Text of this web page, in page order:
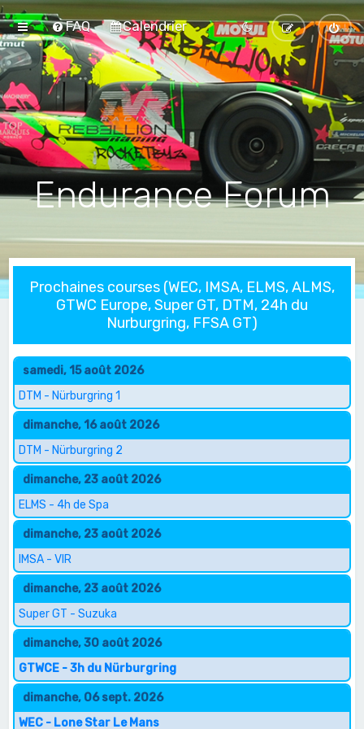
FAQ Calendrier
Endurance Forum
Prochaines courses (WEC, IMSA, ELMS, ALMS,
GTWC Europe, Super GT, DTM, 24h du
Nurburgring, FFSA GT)
samedi, 15 août 2026
DTM - Nürburgring 1
dimanche, 16 août 2026
DTM - Nürburgring 2
dimanche, 23 août 2026
ELMS - 4h de Spa
dimanche, 23 août 2026
IMSA - VIR
dimanche, 23 août 2026
Super GT - Suzuka
dimanche, 30 août 2026
GTWCE - 3h du Nürburgring
dimanche, 06 sept. 2026
WEC - Lone Star Le Mans